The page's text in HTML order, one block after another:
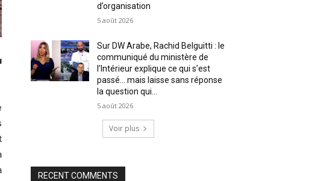
d’organisation
5 août 2026
Sur DW Arabe, Rachid Belguitti : le
communiqué du ministère de
l’Intérieur explique ce qui s’est
passé… mais laisse sans réponse
la question qui...
5 août 2026
Voir plus
RECENT COMMENTS